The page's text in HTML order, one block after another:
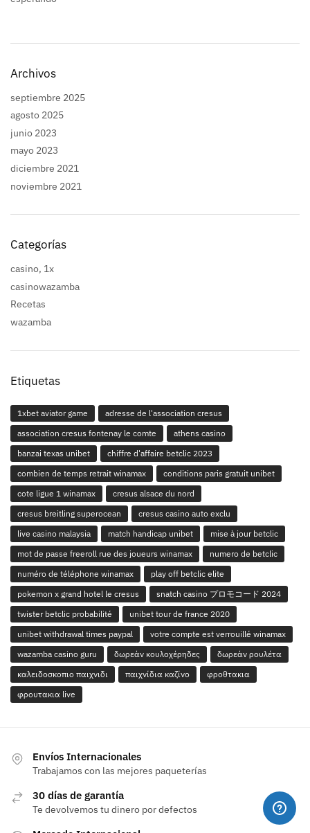
Archivos
septiembre 2025
agosto 2025
junio 2023
mayo 2023
diciembre 2021
noviembre 2021
Categorías
casino, 1x
casinowazamba
Recetas
wazamba
Etiquetas
1xbet aviator game
adresse de l'association cresus
association cresus fontenay le comte
athens casino
banzai texas unibet
chiffre d'affaire betclic 2023
combien de temps retrait winamax
conditions paris gratuit unibet
cote ligue 1 winamax
cresus alsace du nord
cresus breitling superocean
cresus casino auto exclu
live casino malaysia
match handicap unibet
mise à jour betclic
mot de passe freeroll rue des joueurs winamax
numero de betclic
numéro de téléphone winamax
play off betclic elite
pokemon x grand hotel le cresus
snatch casino プロモコード 2024
twister betclic probabilité
unibet tour de france 2020
unibet withdrawal times paypal
votre compte est verrouillé winamax
wazamba casino guru
δωρεάν κουλοχέρηδες
δωρεάν ρουλέτα
καλειδοσκοπιο παιχνιδι
παιχνίδια καζίνο
φροθτακια
φρουτακια live
Envíos Internacionales
Trabajamos con las mejores paqueterías
30 días de garantía
Te devolvemos tu dinero por defectos